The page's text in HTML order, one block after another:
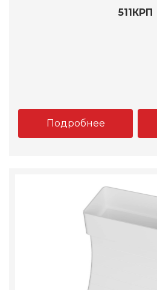
511КРП
Подробнее